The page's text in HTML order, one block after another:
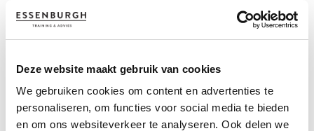
Deze website maakt gebruik van cookies
We gebruiken cookies om content en advertenties te
personaliseren, om functies voor social media te bieden
en om ons websiteverkeer te analyseren. Ook delen we
3. Sluit onze visie aan op
die doelstelling?
organisatie nog overeenkomt met de
doelstellingen die jullie geformuleerd